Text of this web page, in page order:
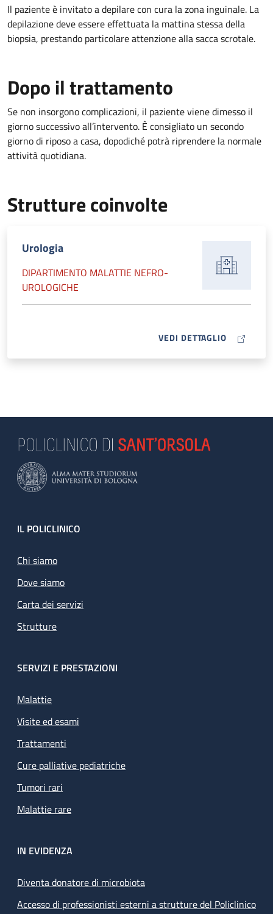
Il paziente è invitato a depilare con cura la zona inguinale. La
depilazione deve essere effettuata la mattina stessa della
biopsia, prestando particolare attenzione alla sacca scrotale.
Dopo il trattamento
Se non insorgono complicazioni, il paziente viene dimesso il
giorno successivo all’intervento. È consigliato un secondo
giorno di riposo a casa, dopodiché potrà riprendere la normale
attività quotidiana.
Strutture coinvolte
Urologia
DIPARTIMENTO MALATTIE NEFRO-
UROLOGICHE
VEDI DETTAGLIO MAP ICON
Footer
IL POLICLINICO
Chi siamo
Dove siamo
Carta dei servizi
Strutture
SERVIZI E PRESTAZIONI
Malattie
Visite ed esami
Trattamenti
Cure palliative pediatriche
Tumori rari
Malattie rare
IN EVIDENZA
Diventa donatore di microbiota
Accesso di professionisti esterni a strutture del Policlinico